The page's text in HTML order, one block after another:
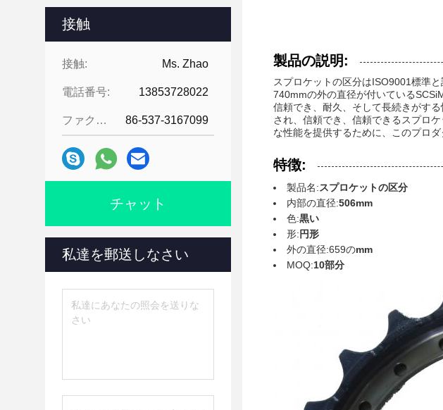
接触
接触: Ms. Zhao
電話番号: 13853728022
ファクシミリ: 86-537-3167099
チャット
私達を郵送しなさい
製品の説明:
スプロケットの区分はISO9001標準
740mmの外の直径が付いている
信頼でき、耐久、そして長続きがす
され、信頼でき、信頼できるスプロ
な性能を提供するために、このプロダ
特徴:
製品名:スプロケットの区分
内部の直径:506mm
色:黒い
形: 円形
外の直径:659のmm
MOQ:10部分